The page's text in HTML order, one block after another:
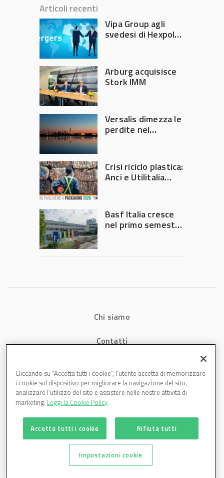
Articoli recenti
Vipa Group agli
svedesi di Hexpol
Arburg acquisisce
Stork IMM
Versalis dimezza le
perdite nel
Crisi riciclo plastica:
Anci e Utilitalia
Governo
Basf Italia cresce
nel primo semestre
Chi siamo
Contatti
Cookies
Plastmagazine è una testata di DBInformation Spa P.IVA 09293820156 | Centro
Cliccando su “Accetta tutti i cookie”, l'utente accetta di memorizzare
i cookie sul dispositivo per migliorare la navigazione del sito,
analizzare l'utilizzo del sito e assistere nelle nostre attività di
marketing. Leggi la Cookie Policy
Accetta tutti i cookie Rifiuta tutti
Impostazioni cookie